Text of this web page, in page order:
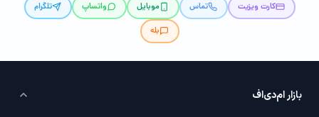
کارت ویزیت تماس موبایل واتساپ
تلگرام
بله
بازار ام‌دی‌اف